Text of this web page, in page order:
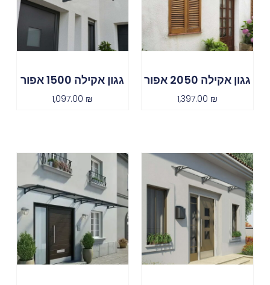
גגון אקילה 2050 אפור
1,397.00 ₪
גגון אקילה 1500 אפור
1,097.00 ₪